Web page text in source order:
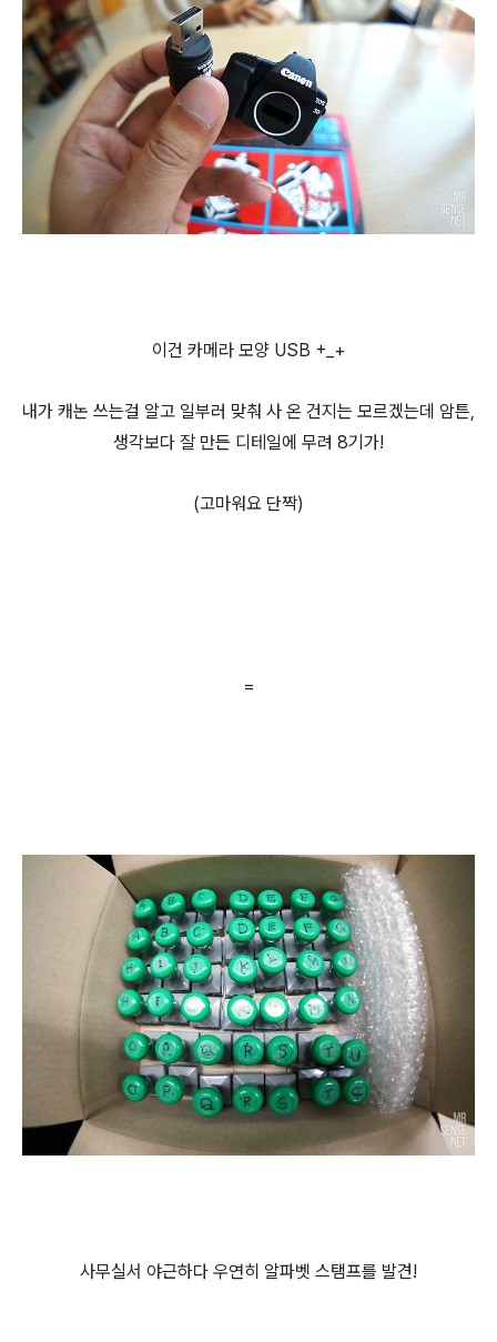
이건 카메라 모양 USB +_+
내가 캐논 쓰는걸 알고 일부러 맞춰 사 온 건지는 모르겠는데 암튼,
생각보다 잘 만든 디테일에 무려 8기가!
(고마워요 단짝)
=
사무실서 야근하다 우연히 알파벳 스탬프를 발견!